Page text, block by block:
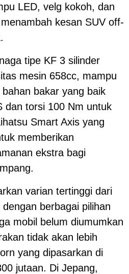
LED, velg kokoh, dan
kesan SUV off-
tipe KF 3 silinder
mesin 658cc, mampu
bakar yang baik
dan torsi 100 Nm untuk
Smart Axis yang
memberikan
ekstra bagi
varian tertinggi dari
berbagai pilihan
mobil belum diumumkan
tidak akan lebih
yang dipasarkan di
jutaan. Di Jepang,